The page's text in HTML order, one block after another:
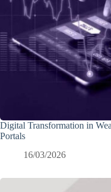
Digital Transformation in
Portals
16/03/2026